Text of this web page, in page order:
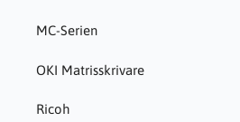
MC-Serien
OKI Matrisskrivare
Ricoh